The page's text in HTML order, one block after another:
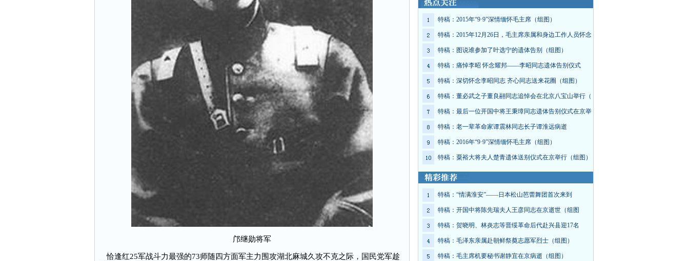
邝继勋将军
恰逢红25军战斗力最强的73师随四方面军主力围攻湖北麻城久攻不克之际，国民党军趁
特稿：2015年“9·9”深情缅怀毛主席（组图）
特稿：2015年12月26日，毛主席亲属和身边工作人员怀念
特稿：图说谁参加了叶选宁的遗体告别（组图）
特稿：痛悼李昭 怀念耀邦——李昭同志遗体告别仪式
特稿：深切怀念李昭同志 齐心同志送来花圈（组图）
特稿：董必武之子董良翮同志追悼会在北京八宝山举行（
特稿：最后一位开国中将王秉璋同志遗体告别仪式在京举
特稿：老一辈革命家谭震林同志长子谭淮远病逝
特稿：2016年“9·9”深情缅怀毛主席（组图）
特稿：粟裕大将夫人楚青遗体送别仪式在京举行（组图）
特稿：“情满淮安”——日本松山芭蕾舞团首次来到
特稿：开国中将陈先瑞夫人王彦同志在京逝世（组图
特稿：贺晓明、林炎志等晋绥革命后代赴兴县迎17名
特稿：毛泽东亲属赴朝鲜祭奠志愿军烈士（组图）
特稿：毛主席机要秘书谢静宜在京病逝（组图）